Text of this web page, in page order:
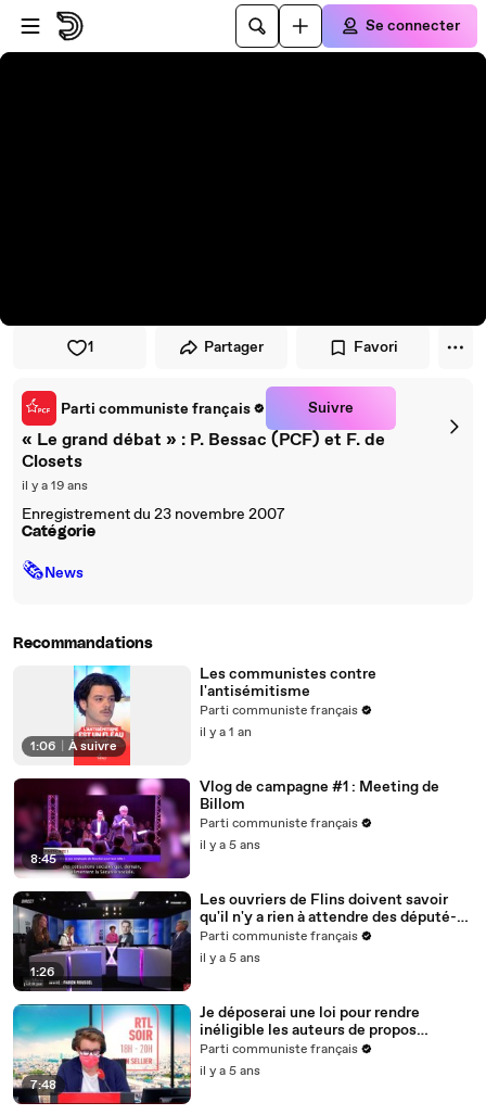
Passer au player
Passer au contenu principal
Se connecter
1 Partager Favori
Parti communiste français Suivre
« Le grand débat » : P. Bessac (PCF) et F. de
Closets
il y a 19 ans
Enregistrement du 23 novembre 2007
Catégorie
🗞News
Recommandations
1:06 À suivre
Les communistes contre
l'antisémitisme
Parti communiste français
il y a 1 an
8:45
Vlog de campagne #1 : Meeting de
Billom
Parti communiste français
il y a 5 ans
1:26
Les ouvriers de Flins doivent savoir
qu'il n'y a rien à attendre des député-es
macronistes pour l'avenir de leur
emploi.
Parti communiste français
il y a 5 ans
7:48
Je déposerai une loi pour rendre
inéligible les auteurs de propos
racistes et antisémites
Parti communiste français
il y a 5 ans